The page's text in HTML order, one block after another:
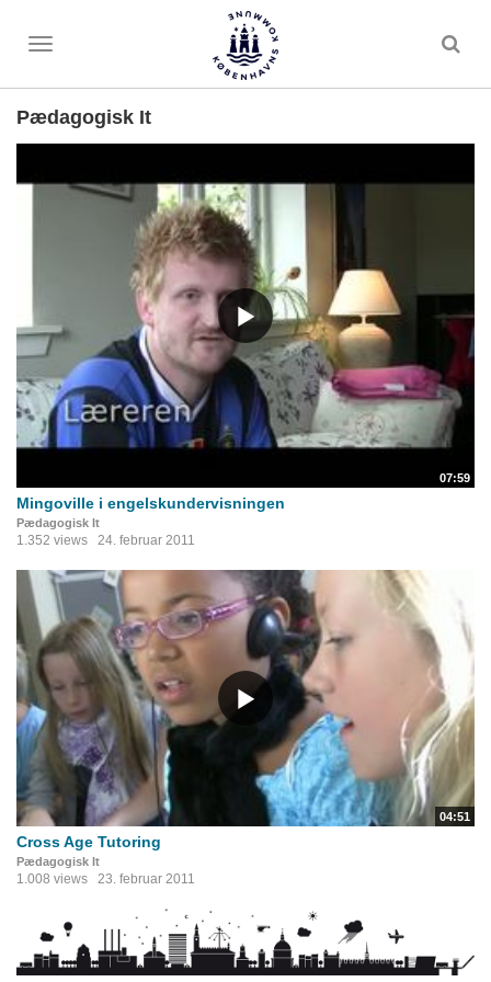
Toggle
Pædagogisk It
07:59
Mingoville i engelskundervisningen
Pædagogisk It
1.352 views 24. februar 2011
04:51
Cross Age Tutoring
Pædagogisk It
1.008 views 23. februar 2011